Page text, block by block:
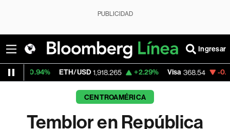
PUBLICIDAD
Ingresar
ETH/USD 1,918.265 +2.29% Visa 368.54 -0.28%
CENTROAMÉRICA
Temblor en República